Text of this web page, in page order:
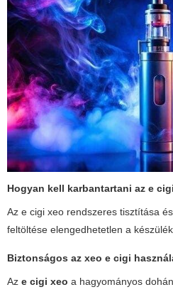
Hogyan kell karbantartani az e
Az e cigi xeo rendszeres tisztítása
feltöltése elengedhetetlen a
Biztonságos az xeo e cigi
Az e cigi xeo a hagyományos